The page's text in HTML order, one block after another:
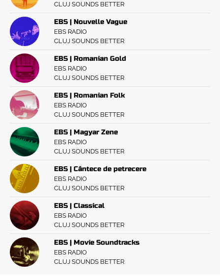
CLUJ SOUNDS BETTER
EBS | Nouvelle Vague
EBS RADIO
CLUJ SOUNDS BETTER
EBS | Romanian Gold
EBS RADIO
CLUJ SOUNDS BETTER
EBS | Romanian Folk
EBS RADIO
CLUJ SOUNDS BETTER
EBS | Magyar Zene
EBS RADIO
CLUJ SOUNDS BETTER
EBS | Cântece de petrecere
EBS RADIO
CLUJ SOUNDS BETTER
EBS | Classical
EBS RADIO
CLUJ SOUNDS BETTER
EBS | Movie Soundtracks
EBS RADIO
CLUJ SOUNDS BETTER